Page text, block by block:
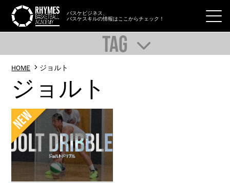
バスケビジネス、
バスケスキルの情報はここからチェック！
TAG
HOME ジョルト
ジョルト